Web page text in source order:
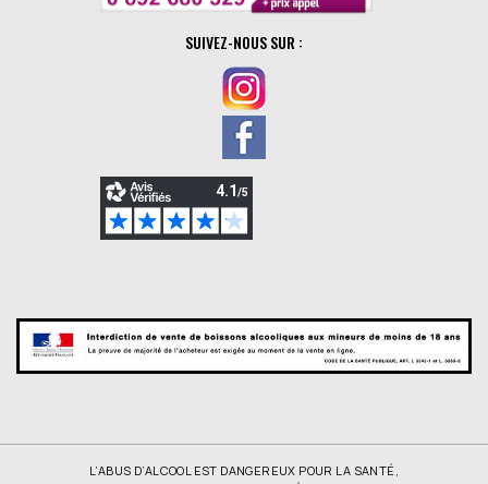
SUIVEZ-NOUS SUR :
L’ABUS D’ALCOOL EST DANGEREUX POUR LA SANTÉ,